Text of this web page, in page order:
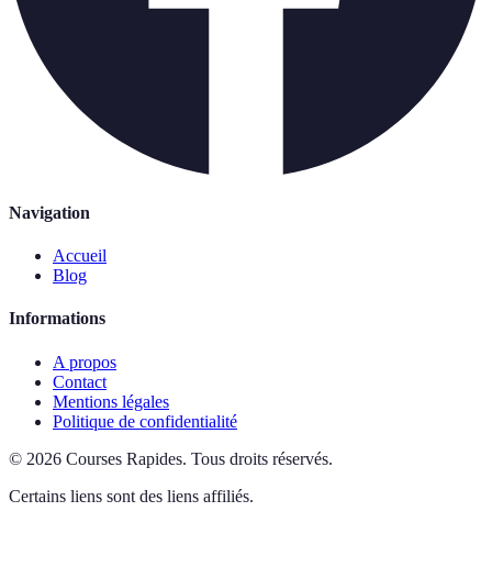
Navigation
Accueil
Blog
Informations
A propos
Contact
Mentions légales
Politique de confidentialité
© 2026 Courses Rapides. Tous droits réservés.
Certains liens sont des liens affiliés.